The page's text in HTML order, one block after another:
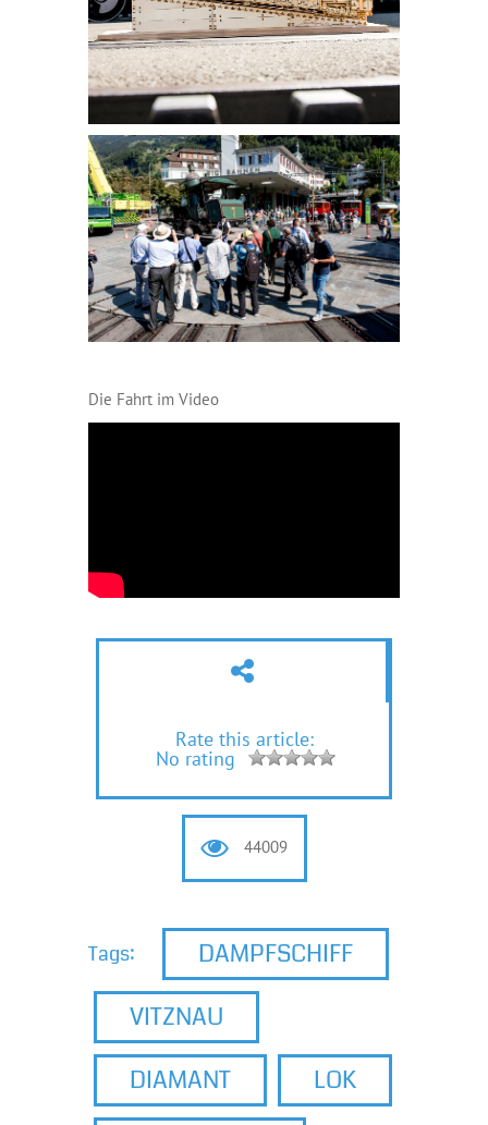
Die Fahrt im Video
Rate this article:
No rating
44009
Tags:
DAMPFSCHIFF
VITZNAU
DIAMANT
LOK